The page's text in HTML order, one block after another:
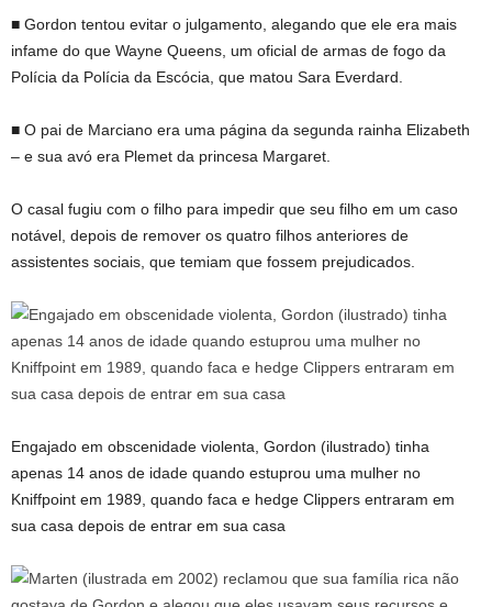
■ Gordon tentou evitar o julgamento, alegando que ele era mais
infame do que Wayne Queens, um oficial de armas de fogo da
Polícia da Polícia da Escócia, que matou Sara Everdard.
■ O pai de Marciano era uma página da segunda rainha Elizabeth
– e sua avó era Plemet da princesa Margaret.
O casal fugiu com o filho para impedir que seu filho em um caso
notável, depois de remover os quatro filhos anteriores de
assistentes sociais, que temiam que fossem prejudicados.
Engajado em obscenidade violenta, Gordon (ilustrado) tinha
apenas 14 anos de idade quando estuprou uma mulher no
Kniffpoint em 1989, quando faca e hedge Clippers entraram em
sua casa depois de entrar em sua casa